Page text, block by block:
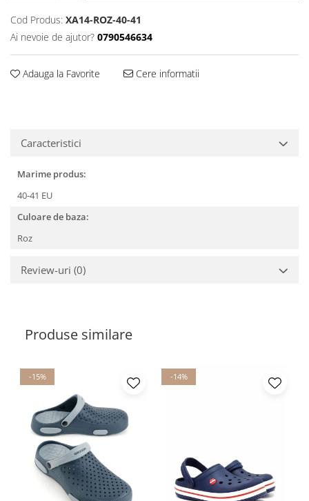
Cod Produs: XA14-ROZ-40-41
Ai nevoie de ajutor? 0790546634
Adauga la Favorite Cere informatii
Caracteristici
Marime produs:
40-41 EU
Culoare de baza:
Roz
Review-uri (0)
Produse similare
-15% -14%